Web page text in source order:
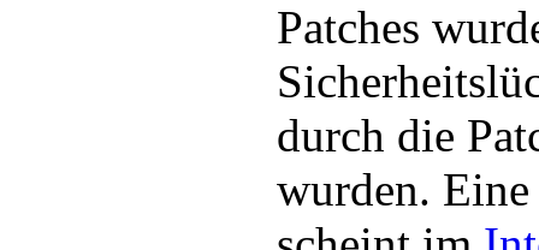
Patches
durch die
wurden.